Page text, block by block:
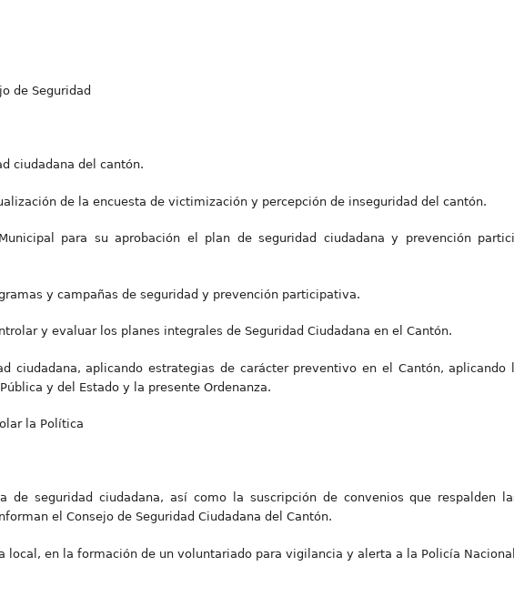
de Seguridad
ciudadana del cantón.
de la encuesta de victimización y percepción de inseguridad del cantón.
para su aprobación el plan de seguridad ciudadana y prevención
y campañas de seguridad y prevención participativa.
y evaluar los planes integrales de Seguridad Ciudadana en el Cantón.
ciudadana, aplicando estrategias de carácter preventivo en el Cantón, aplicando
y del Estado y la presente Ordenanza.
la Política
de seguridad ciudadana, así como la suscripción de convenios que respalden
el Consejo de Seguridad Ciudadana del Cantón.
local, en la formación de un voluntariado para vigilancia y alerta a la Policía